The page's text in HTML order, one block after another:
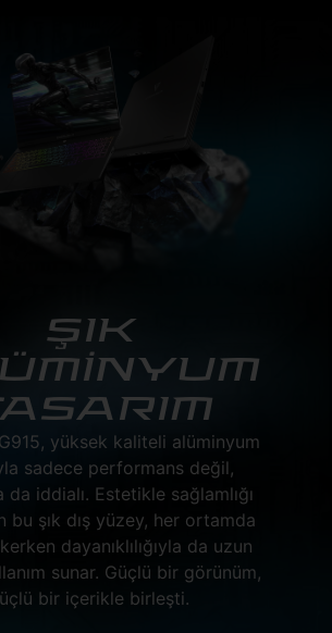
ŞIK
yüksek kaliteli alüminyum
sadece performans değil,
da iddialı. Estetikle sağlamlığı
bu şık dış yüzey, her ortamda
dayanıklılığıyla da uzun
sunar. Güçlü bir görünüm,
bir içerikle birleşti.